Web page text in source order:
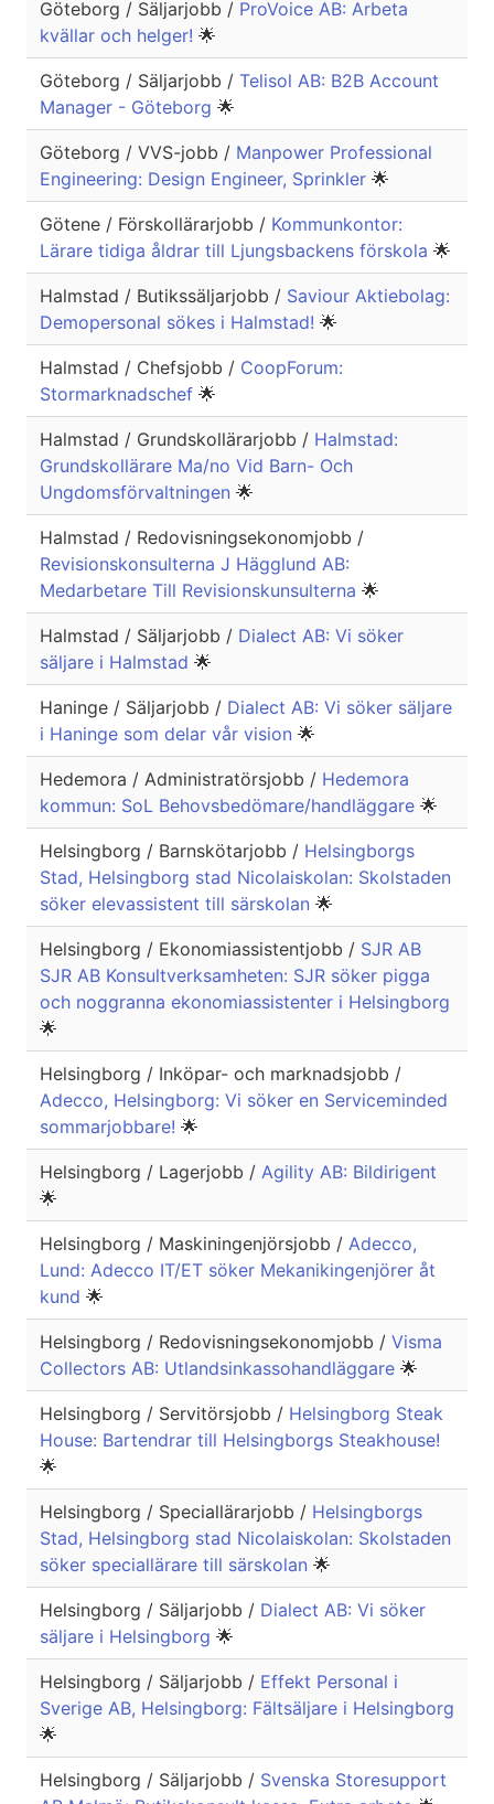
Göteborg / Säljarjobb / ProVoice AB: Arbeta
kvällar och helger! 🌟
Göteborg / Säljarjobb / Telisol AB: B2B Account
Manager - Göteborg 🌟
Göteborg / VVS-jobb / Manpower Professional
Engineering: Design Engineer, Sprinkler 🌟
Götene / Förskollärarjobb / Kommunkontor:
Lärare tidiga åldrar till Ljungsbackens förskola 🌟
Halmstad / Butikssäljarjobb / Saviour Aktiebolag:
Demopersonal sökes i Halmstad! 🌟
Halmstad / Chefsjobb / CoopForum:
Stormarknadschef 🌟
Halmstad / Grundskollärarjobb / Halmstad:
Grundskollärare Ma/no Vid Barn- Och
Ungdomsförvaltningen 🌟
Halmstad / Redovisningsekonomjobb /
Revisionskonsulterna J Hägglund AB:
Medarbetare Till Revisionskunsulterna 🌟
Halmstad / Säljarjobb / Dialect AB: Vi söker
säljare i Halmstad 🌟
Haninge / Säljarjobb / Dialect AB: Vi söker säljare
i Haninge som delar vår vision 🌟
Hedemora / Administratörsjobb / Hedemora
kommun: SoL Behovsbedömare/handläggare 🌟
Helsingborg / Barnskötarjobb / Helsingborgs
Stad, Helsingborg stad Nicolaiskolan: Skolstaden
söker elevassistent till särskolan 🌟
Helsingborg / Ekonomiassistentjobb / SJR AB
SJR AB Konsultverksamheten: SJR söker pigga
och noggranna ekonomiassistenter i Helsingborg
🌟
Helsingborg / Inköpar- och marknadsjobb /
Adecco, Helsingborg: Vi söker en Serviceminded
sommarjobbare! 🌟
Helsingborg / Lagerjobb / Agility AB: Bildirigent
🌟
Helsingborg / Maskiningenjörsjobb / Adecco,
Lund: Adecco IT/ET söker Mekanikingenjörer åt
kund 🌟
Helsingborg / Redovisningsekonomjobb / Visma
Collectors AB: Utlandsinkassohandläggare 🌟
Helsingborg / Servitörsjobb / Helsingborg Steak
House: Bartendrar till Helsingborgs Steakhouse!
🌟
Helsingborg / Speciallärarjobb / Helsingborgs
Stad, Helsingborg stad Nicolaiskolan: Skolstaden
söker speciallärare till särskolan 🌟
Helsingborg / Säljarjobb / Dialect AB: Vi söker
säljare i Helsingborg 🌟
Helsingborg / Säljarjobb / Effekt Personal i
Sverige AB, Helsingborg: Fältsäljare i Helsingborg
🌟
Helsingborg / Säljarjobb / Svenska Storesupport